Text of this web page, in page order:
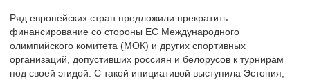
Ряд европейских стран предложили прекратить
финансирование со стороны ЕС Международного
олимпийского комитета (МОК) и других спортивных
организаций, допустивших россиян и белорусов к турнирам
под своей эгидой. С такой инициативой выступила Эстония,